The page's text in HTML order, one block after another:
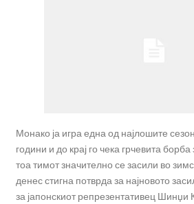
Монако ја игра една од најлошите
години и до крај го чека грчевита
тоа тимот значително се засили во
денес стигна потврда за најновото
за јапонскиот репрезентативец Шинџи